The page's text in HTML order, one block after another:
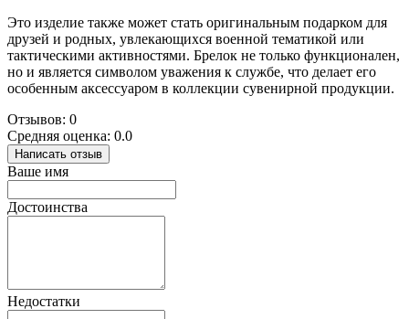
Это изделие также может стать оригинальным подарком для
друзей и родных, увлекающихся военной тематикой или
тактическими активностями. Брелок не только функционален,
но и является символом уважения к службе, что делает его
особенным аксессуаром в коллекции сувенирной продукции.
Отзывов: 0
Средняя оценка: 0.0
Написать отзыв
Ваше имя
Достоинства
Недостатки